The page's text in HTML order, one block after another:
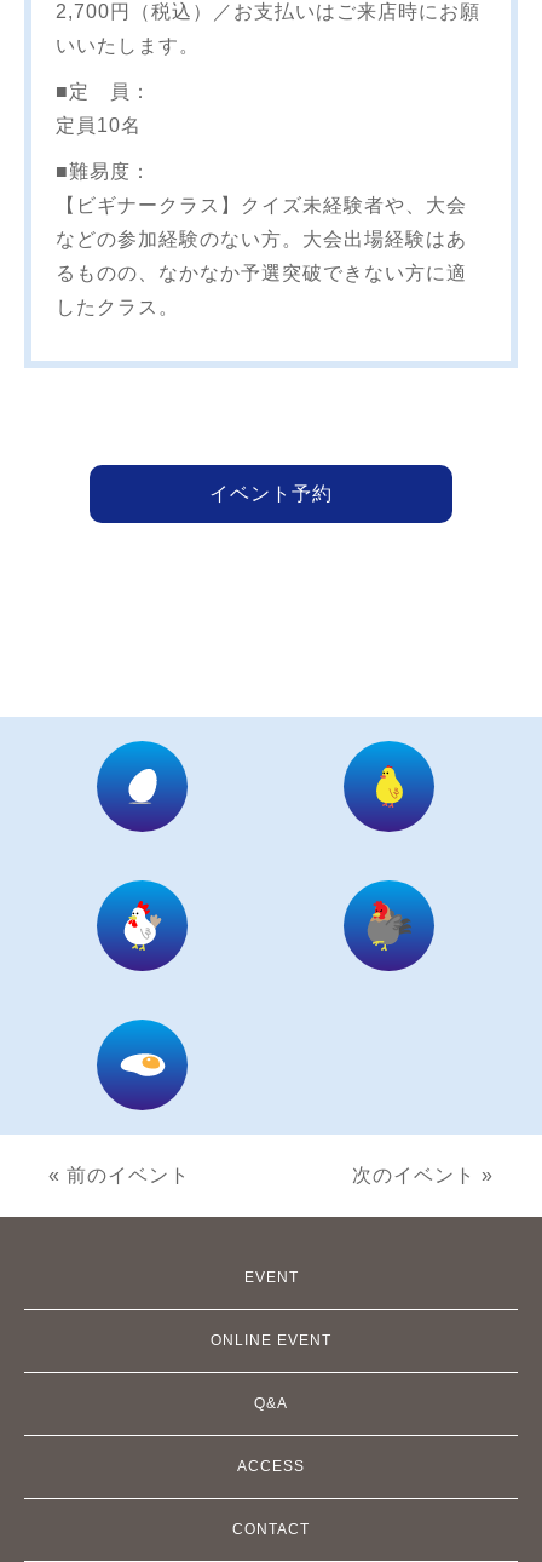
2,700円（税込）／お支払いはご来店時にお願
いいたします。
■定 員：
定員10名
■難易度：
【ビギナークラス】クイズ未経験者や、大会
などの参加経験のない方。大会出場経験はあ
るものの、なかなか予選突破できない方に適
したクラス。
イベント予約
« 前のイベント 次のイベント »
EVENT
ONLINE EVENT
Q&A
ACCESS
CONTACT